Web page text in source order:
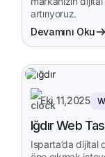
artırıyoruz.
Devamını Oku
Eki 11,2025
Iğdır Web
Isparta’da dijital